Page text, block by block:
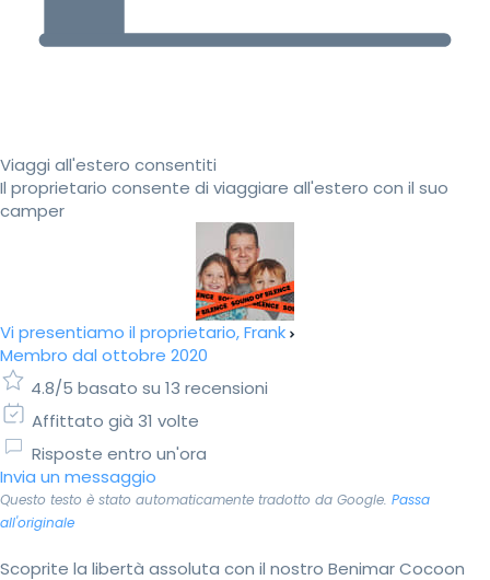
Viaggi all'estero consentiti
Il proprietario consente di viaggiare all'estero con il suo
camper
Vi presentiamo il proprietario, Frank
Membro dal ottobre 2020
4.8/5 basato su 13 recensioni
Affittato già 31 volte
Risposte entro un'ora
Invia un messaggio
Questo testo è stato automaticamente tradotto da Google. Passa
all'originale
Scoprite la libertà assoluta con il nostro Benimar Cocoon